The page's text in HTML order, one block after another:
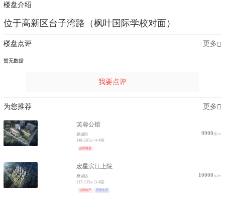
楼盘介绍
位于高新区台子湾路（枫叶国际学校对面）
楼盘点评 更多
暂无数据
我要点评
为您推荐 更多
芙蓉公馆
襄城区 9900元/㎡
148-167㎡ |4-4室
品牌楼盘
宏星滨江上院
樊城区 10000元/㎡
113-133㎡ |3-4室
公园地产 宜居生态